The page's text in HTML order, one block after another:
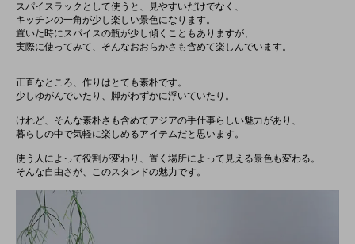
スパイスラックとして使うと、見やすいだけでなく、
キッチンの一角が少し楽しい景色になります。
置いた時にスパイスの瓶が少し傾くこともありますが、
実際に使ってみて、そんなおおらかさも含めて楽しんでいます。
正直なところ、作りはとても素朴です。
少しゆがんでいたり、脚がわずかに浮いていたり。
けれど、そんな素朴さも含めてアジアの手仕事らしい魅力があり、
暮らしの中で気軽に楽しめるアイテムだと思います。
使う人によって役割が変わり、置く場所によって見える景色も変わる。
そんな自由さが、このスタンドの魅力です。